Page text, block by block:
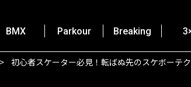
BMX Parkour Breaking
初心者スケーター必見！転ばぬ先のスケボーテ